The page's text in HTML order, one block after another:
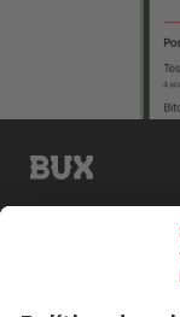
BUX Invite
Invertir